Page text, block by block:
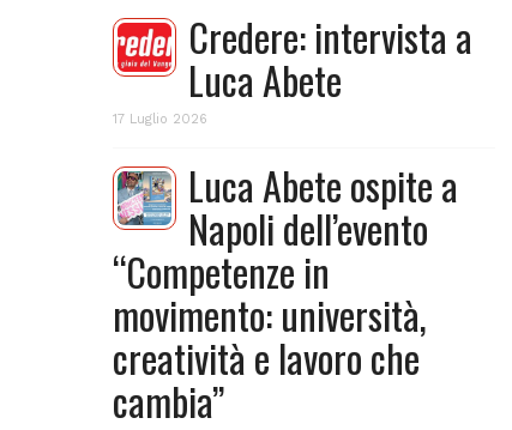
Credere: intervista a
Luca Abete
17 Luglio 2026
Luca Abete ospite a
Napoli dell’evento
“Competenze in
movimento: università,
creatività e lavoro che
cambia”